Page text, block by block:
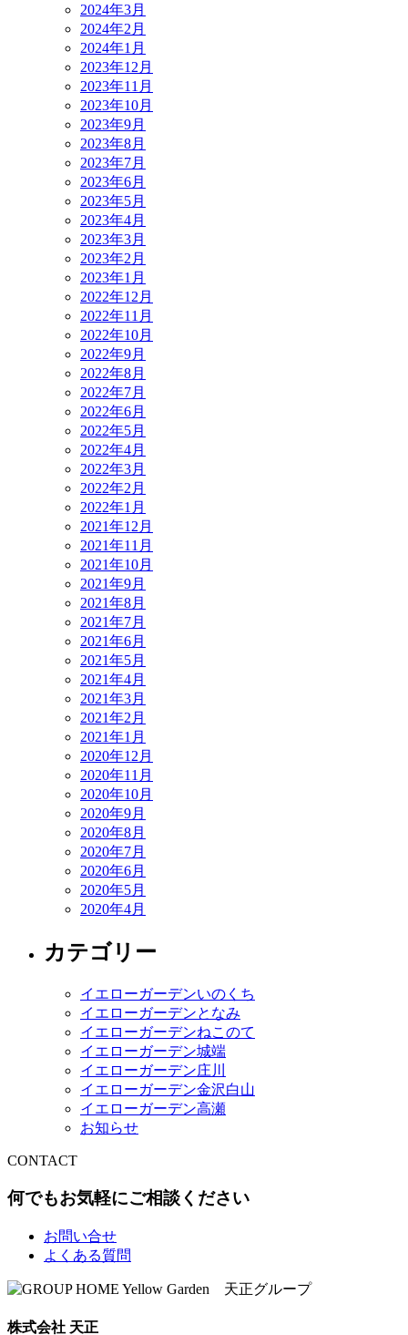
2024年3月
2024年2月
2024年1月
2023年12月
2023年11月
2023年10月
2023年9月
2023年8月
2023年7月
2023年6月
2023年5月
2023年4月
2023年3月
2023年2月
2023年1月
2022年12月
2022年11月
2022年10月
2022年9月
2022年8月
2022年7月
2022年6月
2022年5月
2022年4月
2022年3月
2022年2月
2022年1月
2021年12月
2021年11月
2021年10月
2021年9月
2021年8月
2021年7月
2021年6月
2021年5月
2021年4月
2021年3月
2021年2月
2021年1月
2020年12月
2020年11月
2020年10月
2020年9月
2020年8月
2020年7月
2020年6月
2020年5月
2020年4月
カテゴリー
イエローガーデンいのくち
イエローガーデンとなみ
イエローガーデンねこのて
イエローガーデン城端
イエローガーデン庄川
イエローガーデン金沢白山
イエローガーデン高瀬
お知らせ
CONTACT
何でもお気軽にご相談ください
お問い合せ
よくある質問
株式会社 天正